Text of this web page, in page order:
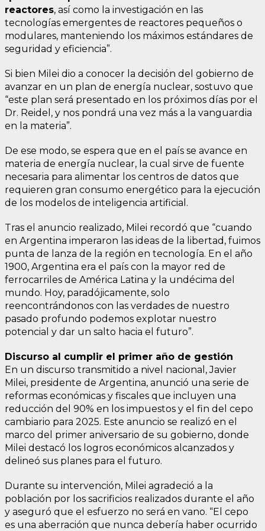
reactores, así como la investigación en las
tecnologías emergentes de reactores pequeños o
modulares, manteniendo los máximos estándares de
seguridad y eficiencia”.
Si bien Milei dio a conocer la decisión del gobierno de
avanzar en un plan de energía nuclear, sostuvo que
“este plan será presentado en los próximos días por el
Dr. Reidel, y nos pondrá una vez más a la vanguardia
en la materia”.
De ese modo, se espera que en el país se avance en
materia de energía nuclear, la cual sirve de fuente
necesaria para alimentar los centros de datos que
requieren gran consumo energético para la ejecución
de los modelos de inteligencia artificial.
Tras el anuncio realizado, Milei recordó que “cuando
en Argentina imperaron las ideas de la libertad, fuimos
punta de lanza de la región en tecnología. En el año
1900, Argentina era el país con la mayor red de
ferrocarriles de América Latina y la undécima del
mundo. Hoy, paradójicamente, solo
reencontrándonos con las verdades de nuestro
pasado profundo podemos explotar nuestro
potencial y dar un salto hacia el futuro”.
Discurso al cumplir el primer año de gestión
En un discurso transmitido a nivel nacional, Javier
Milei, presidente de Argentina, anunció una serie de
reformas económicas y fiscales que incluyen una
reducción del 90% en los impuestos y el fin del cepo
cambiario para 2025. Este anuncio se realizó en el
marco del primer aniversario de su gobierno, donde
Milei destacó los logros económicos alcanzados y
delineó sus planes para el futuro.
Durante su intervención, Milei agradeció a la
población por los sacrificios realizados durante el año
y aseguró que el esfuerzo no será en vano. “El cepo
es una aberración que nunca debería haber ocurrido